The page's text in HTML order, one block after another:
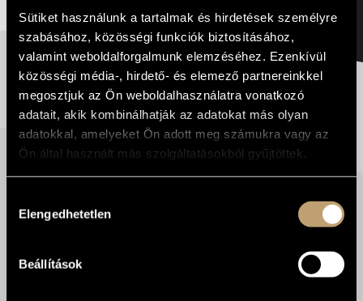
Sütiket használunk a tartalmak és hirdetések személyre
szabásához, közösségi funkciók biztosításához,
valamint weboldalforgalmunk elemzéséhez. Ezenkívül
közösségi média-, hirdető- és elemező partnereinkkel
megosztjuk az Ön weboldalhasználatra vonatkozó
adatait, akik kombinálhatják az adatokat más olyan
adatokkal, amelyeket Ön adott meg számukra vagy az
Ön által használt más szolgáltatásokból gyűjtöttek.
kiválasztása
Elengedhetetlen
Beállítások
LENDVAI ERNŐ 100 | A
TIZENKÉTFOKÚ ZENE
ARCHITEKTÚRÁJA -
KONFERENCIA - 2. RÉSZ
ARCHITEKTÚRÁJA -